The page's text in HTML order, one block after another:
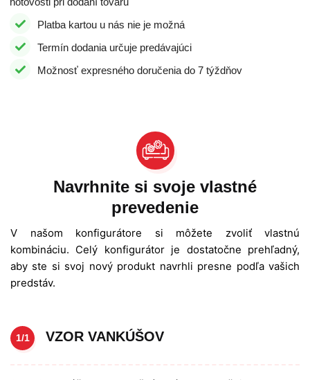
Platba kartou u nás nie je možná
Termín dodania určuje predávajúci
Možnosť expresného doručenia do 7 týždňov
Navrhnite si svoje vlastné
prevedenie
V našom konfigurátore si môžete zvoliť vlastnú
kombináciu. Celý konfigurátor je dostatočne prehľadný,
aby ste si svoj nový produkt navrhli presne podľa vašich
predstáv.
1/1 VZOR VANKÚŠOV